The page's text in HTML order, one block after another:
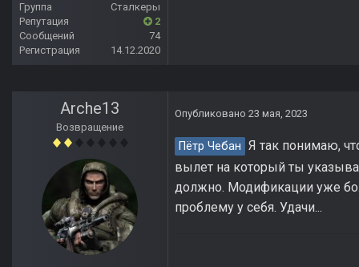
Группа
Сталкеры
Репутация
2
Сообщений
74
Регистрация
14.12.2020
Arche13
Возвращение
Опубликовано 23 мая, 2023
Пётр Чебан Я так понимаю,
вылет на который ты
должно. Модификации уже
проблему у себя. Удачи...